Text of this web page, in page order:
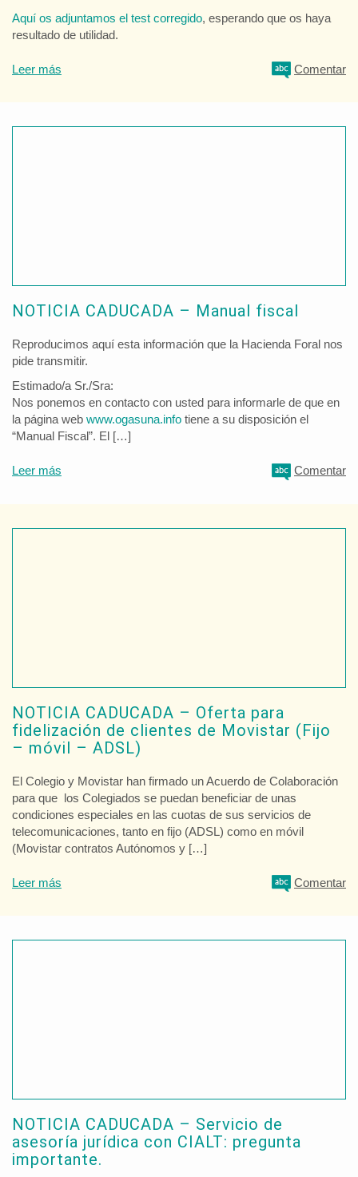
Aquí os adjuntamos el test corregido, esperando que os haya
resultado de utilidad.
Leer más Comentar
NOTICIA CADUCADA – Manual fiscal
Reproducimos aquí esta información que la Hacienda Foral nos
pide transmitir.
Estimado/a Sr./Sra:
Nos ponemos en contacto con usted para informarle de que en
la página web www.ogasuna.info tiene a su disposición el
“Manual Fiscal”. El […]
Leer más Comentar
NOTICIA CADUCADA – Oferta para
fidelización de clientes de Movistar (Fijo
– móvil – ADSL)
El Colegio y Movistar han firmado un Acuerdo de Colaboración
para que los Colegiados se puedan beneficiar de unas
condiciones especiales en las cuotas de sus servicios de
telecomunicaciones, tanto en fijo (ADSL) como en móvil
(Movistar contratos Autónomos y […]
Leer más Comentar
NOTICIA CADUCADA – Servicio de
asesoría jurídica con CIALT: pregunta
importante.